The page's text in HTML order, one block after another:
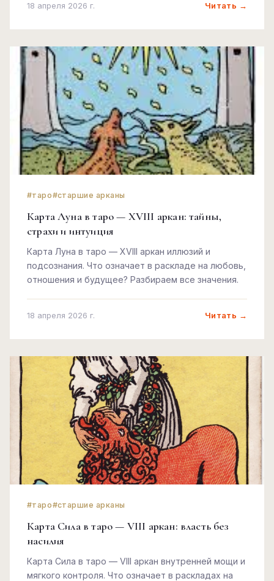
18 апреля 2026 г. Читать →
#таро#старшие арканы
Карта Луна в таро — XVIII аркан: тайны,
страхи и интуиция
Карта Луна в таро — XVIII аркан иллюзий и
подсознания. Что означает в раскладе на любовь,
отношения и будущее? Разбираем все значения.
18 апреля 2026 г. Читать →
#таро#старшие арканы
Карта Сила в таро — VIII аркан: власть без
насилия
Карта Сила в таро — VIII аркан внутренней мощи и
мягкого контроля. Что означает в раскладах на